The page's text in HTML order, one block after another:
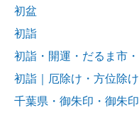
初盆
初詣
初詣・開運・だるま市
初詣｜厄除け・方位除
千葉県・御朱印・御朱